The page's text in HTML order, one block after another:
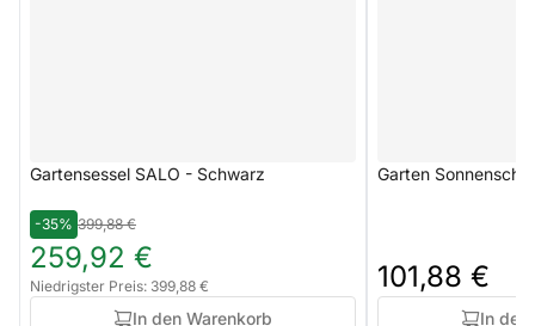
Gartensessel SALO - Schwarz
-35% 399,88 €
259,92 €
Niedrigster Preis: 399,88 €
In den Warenkorb
Garten
101,88 €
In den